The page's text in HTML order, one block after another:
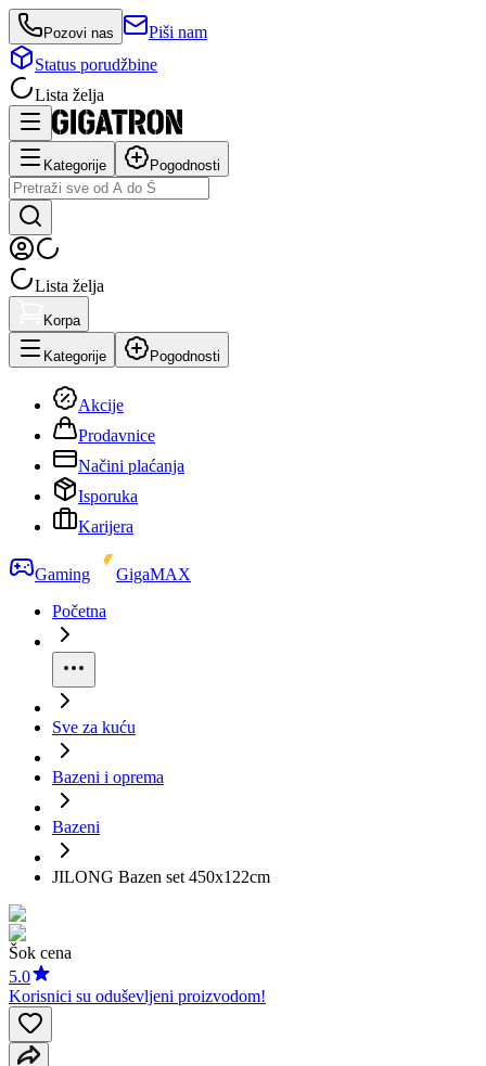
Pozovi nas
Piši nam
Status porudžbine
Lista želja
Kategorije Pogodnosti
Lista želja
Korpa
Kategorije Pogodnosti
Akcije
Prodavnice
Načini plaćanja
Isporuka
Karijera
Gaming
GigaMAX
Početna
Sve za kuću
Bazeni i oprema
Bazeni
JILONG Bazen set 450x122cm
Šok cena
5.0
Korisnici su oduševljeni proizvodom!